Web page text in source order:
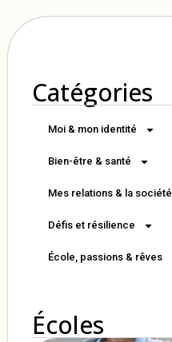
Catégories
Moi & mon identité
Bien-être & santé
Mes relations & la société
Défis et résilience
École, passions & rêves
Écoles